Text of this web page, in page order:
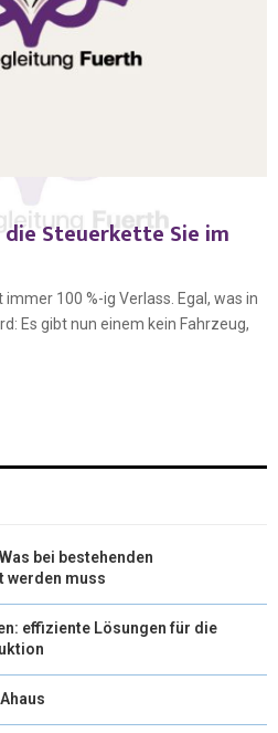
die Steuerkette Sie im
100 %-ig Verlass. Egal, was in
Es gibt nun einem kein Fahrzeug,
bei bestehenden
werden muss
effiziente Lösungen für die